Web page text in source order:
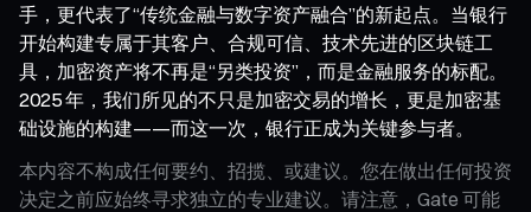
手，更代表了“传统金融与数字资产融合”的新起点。当银行
开始构建专属于其客户、合规可信、技术先进的区块链工
具，加密资产将不再是“另类投资”，而是金融服务的标配。
2025 年，我们所见的不只是加密交易的增长，更是加密基
础设施的构建——而这一次，银行正成为关键参与者。
本内容不构成任何要约、招揽、或建议。您在做出任何投资
决定之前应始终寻求独立的专业建议。请注意，Gate 可能